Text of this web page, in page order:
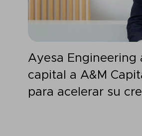
Ayesa Engineering
capital a A&M
para acelerar su